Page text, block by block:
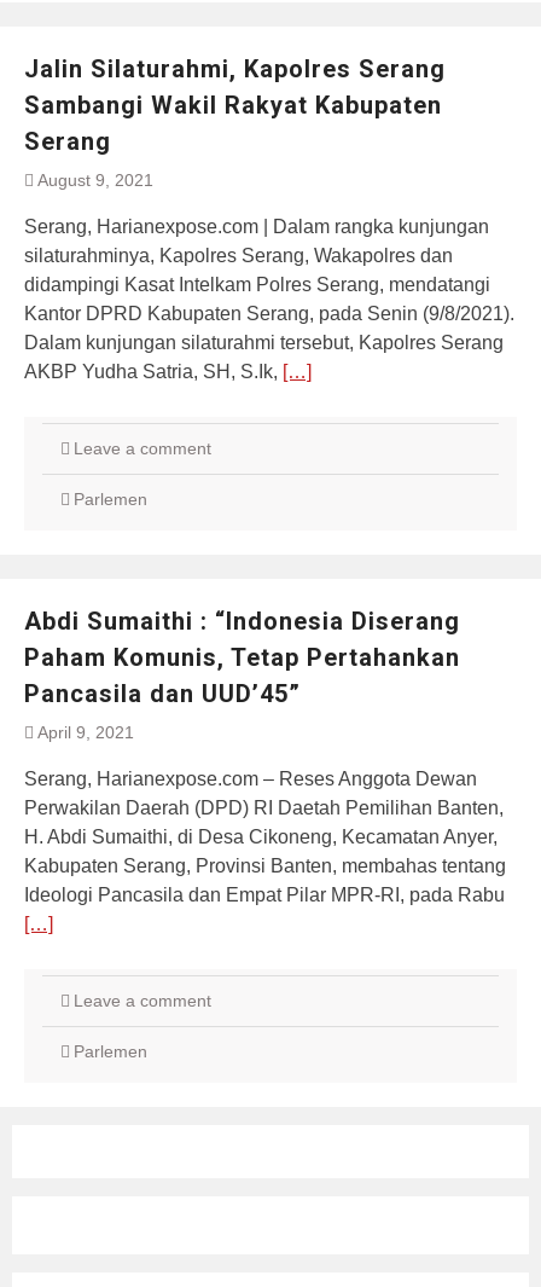
Jalin Silaturahmi, Kapolres Serang
Sambangi Wakil Rakyat Kabupaten
Serang
August 9, 2021
Serang, Harianexpose.com | Dalam rangka kunjungan
silaturahminya, Kapolres Serang, Wakapolres dan
didampingi Kasat Intelkam Polres Serang, mendatangi
Kantor DPRD Kabupaten Serang, pada Senin (9/8/2021).
Dalam kunjungan silaturahmi tersebut, Kapolres Serang
AKBP Yudha Satria, SH, S.Ik, […]
Leave a comment
Parlemen
Abdi Sumaithi : “Indonesia Diserang
Paham Komunis, Tetap Pertahankan
Pancasila dan UUD’45”
April 9, 2021
Serang, Harianexpose.com – Reses Anggota Dewan
Perwakilan Daerah (DPD) RI Daetah Pemilihan Banten,
H. Abdi Sumaithi, di Desa Cikoneng, Kecamatan Anyer,
Kabupaten Serang, Provinsi Banten, membahas tentang
Ideologi Pancasila dan Empat Pilar MPR-RI, pada Rabu
[…]
Leave a comment
Parlemen